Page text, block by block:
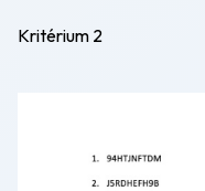
Kritérium 2